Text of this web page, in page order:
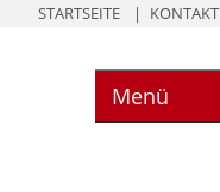
STARTSEITE KONTAKT
Menü